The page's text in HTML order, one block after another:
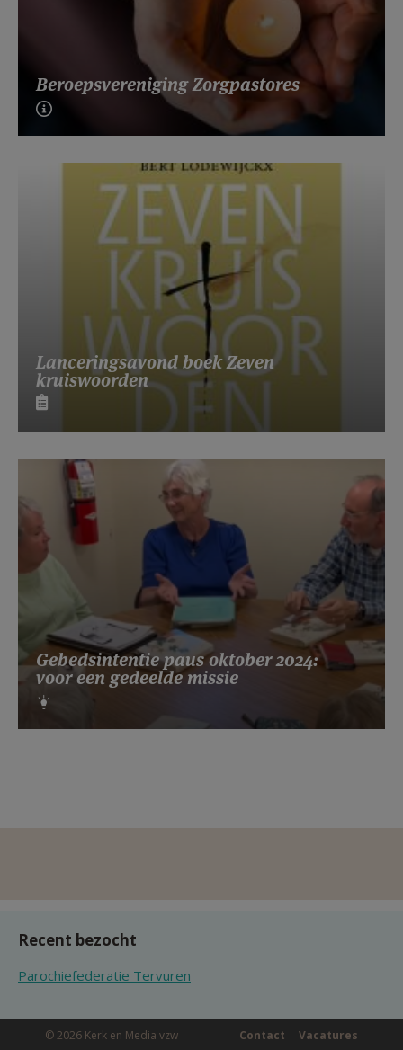
Beroepsvereniging Zorgpastores
Lanceringsavond boek Zeven
kruiswoorden
Gebedsintentie paus oktober 2024:
voor een gedeelde missie
Recent bezocht
Parochiefederatie Tervuren
© 2026 Kerk en Media vzw Vacatures
Contact